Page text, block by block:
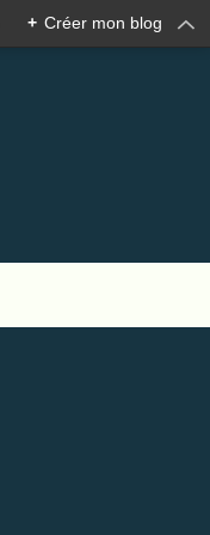
+ Créer mon blog